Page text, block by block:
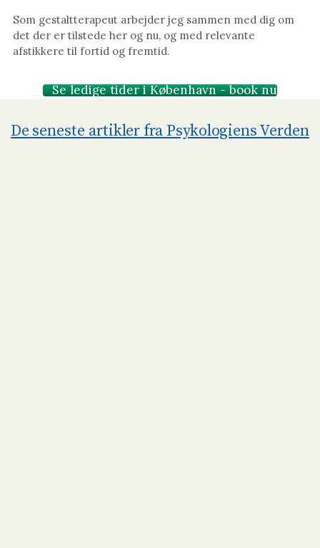
Som gestaltterapeut arbejder jeg sammen med dig om
det der er tilstede her og nu, og med relevante
afstikkere til fortid og fremtid.
Se ledige tider i København - book nu
De seneste artikler fra Psykologiens Verden